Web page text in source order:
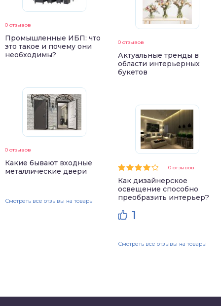
0 отзывов
Промышленные ИБП: что
это такое и почему они
необходимы?
0 отзывов
Какие бывают входные
металлические двери
Смотреть все отзывы на товары
0 отзывов
Актуальные тренды в
области интерьерных
букетов
0 отзывов
Как дизайнерское
освещение способно
преобразить интерьер?
1
Смотреть все отзывы на товары